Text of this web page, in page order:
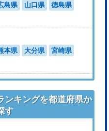
島県 山口県
徳島県
本県 大分県
宮崎県
ンキングを都道府県か
す